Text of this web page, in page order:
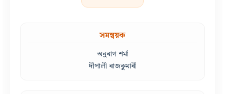
সমন্বয়ক
অনুৰাগ শৰ্মা
দীপালী ৰাজকুমাৰী